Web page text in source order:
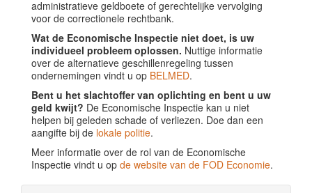
administratieve geldboete of gerechtelijke vervolging
voor de correctionele rechtbank.
Wat de Economische Inspectie niet doet, is uw
individueel probleem oplossen. Nuttige informatie
over de alternatieve geschillenregeling tussen
ondernemingen vindt u op BELMED.
Bent u het slachtoffer van oplichting en bent u uw
geld kwijt? De Economische Inspectie kan u niet
helpen bij geleden schade of verliezen. Doe dan een
aangifte bij de lokale politie.
Meer informatie over de rol van de Economische
Inspectie vindt u op de website van de FOD Economie.